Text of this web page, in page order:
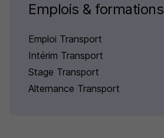
Emplois & formations
Emploi Transport
Intérim Transport
Stage Transport
Alternance Transport